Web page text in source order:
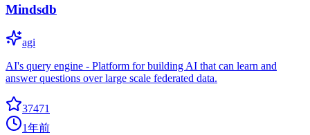
Mindsdb
agi
AI's query engine - Platform for building AI that can learn and
answer questions over large scale federated data.
37471
1年前